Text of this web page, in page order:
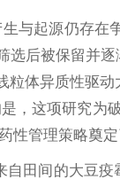
与起源仍存
选后被保留并
体异质性驱
，这项研究为
管理策略奠定
田间的大豆